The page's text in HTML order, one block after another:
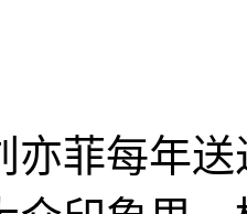
亦菲每年